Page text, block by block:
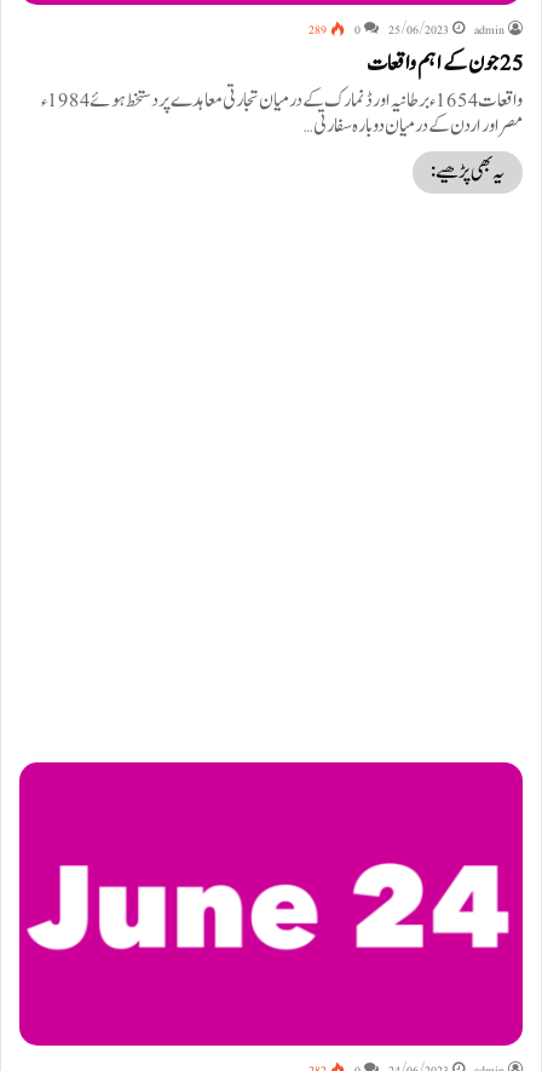
admin
25/06/2023
0
289
25 جون کے اہم واقعات
واقعات 1654ء برطانیہ اور ڈنمارک کے درمیان تجارتی معاہدے پر دستخط ہوئے 1984ء
مصر اور اردن کے درمیان دوبارہ سفارتی…
یہ بھی پڑھیے: